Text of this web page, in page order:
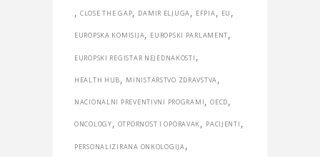
, CLOSE THE GAP, DAMIR ELJUGA, EFPIA, EU ,
EUROPSKA KOMISIJA, EUROPSKI PARLAMENT,
EUROPSKI REGISTAR NEJEDNAKOSTI ,
HEALTH HUB, MINISTARSTVO ZDRAVSTVA,
NACIONALNI PREVENTIVNI PROGRAMI,OECD,
ONCOLOGY, OTPORNOST I OPORAVAK, PACIJENTI ,
PERSONALIZIRANA ONKOLOGIJA,